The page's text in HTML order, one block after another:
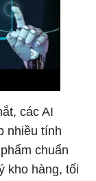
các AI
nhiều tính
chuẩn
kho hàng, tối